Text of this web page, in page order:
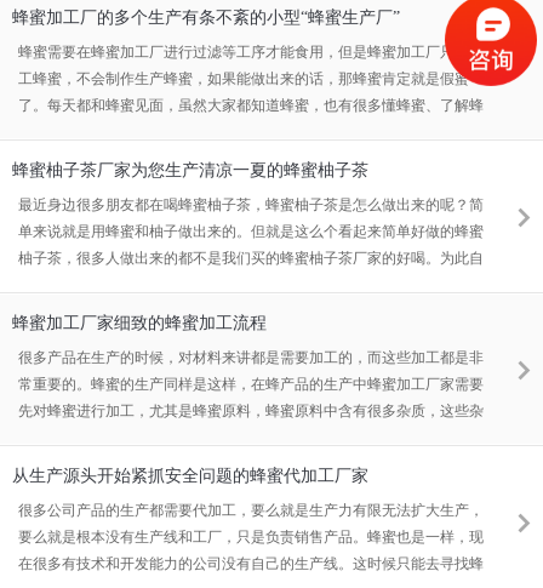
公司对蜂蜜代加工厂家的要求也是不同的，生产不同的产品进行考察的地
蜂蜜加工厂的多个生产有条不紊的小型“蜂蜜生产厂”
蜂蜜需要在蜂蜜加工厂进行过滤等工序才能食用，但是蜂蜜加工厂只是加
工蜂蜜，不会制作生产蜂蜜，如果能做出来的话，那蜂蜜肯定就是假蜜
了。每天都和蜂蜜见面，虽然大家都知道蜂蜜，也有很多懂蜂蜜、了解蜂
蜂蜜柚子茶厂家为您生产清凉一夏的蜂蜜柚子茶
最近身边很多朋友都在喝蜂蜜柚子茶，蜂蜜柚子茶是怎么做出来的呢？简
单来说就是用蜂蜜和柚子做出来的。但就是这么个看起来简单好做的蜂蜜
柚子茶，很多人做出来的都不是我们买的蜂蜜柚子茶厂家的好喝。为此自
柚子茶厂家的口感好，自制柚子茶的用户体验差极了。
蜂蜜加工厂家细致的蜂蜜加工流程
很多产品在生产的时候，对材料来讲都是需要加工的，而这些加工都是非
常重要的。蜂蜜的生产同样是这样，在蜂产品的生产中蜂蜜加工厂家需要
先对蜂蜜进行加工，尤其是蜂蜜原料，蜂蜜原料中含有很多杂质，这些杂
进行加工过滤的。
从生产源头开始紧抓安全问题的蜂蜜代加工厂家
很多公司产品的生产都需要代加工，要么就是生产力有限无法扩大生产，
要么就是根本没有生产线和工厂，只是负责销售产品。蜂蜜也是一样，现
在很多有技术和开发能力的公司没有自己的生产线。这时候只能去寻找蜂